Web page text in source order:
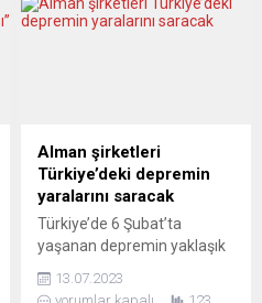
hem Almanya’dan hem
Türkiye’den hem de
Müdür Mahmut İlhan’ın
girişimleriyle hayata geçen
portal, geniş bir gazeteci ve
yazar kadrosuyla Almanya
merkezli haberciliğe yeni bir
soluk...
Alman şirketleri
Türkiye’deki depremin
yaralarını saracak
Türkiye’de 6 Şubat’ta
yaşanan depremin yaklaşık
hasara yol açtığına dikkat
13.07.2023